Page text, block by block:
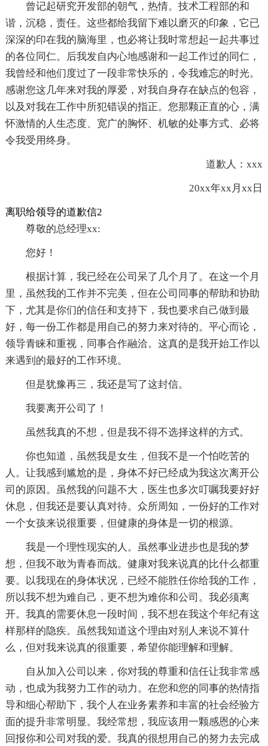
曾记起研究开发部的朝气，热情。技术工程部的和
谐，沉稳，责任。这些都给我留下难以磨灭的印象，它已
深深的印在我的脑海里，也必将让我时常想起一起共事过
的各位同仁。后我发自内心地感谢和一起工作过的同仁，
我曾经和他们度过了一段非常快乐的，令我难忘的时光。
感谢您这几年来对我的厚爱，对我自身存在缺点的包容，
以及对我在工作中所犯错误的指正。您那颗正直的心，满
怀激情的人生态度、宽广的胸怀、机敏的处事方式、必将
令我受用终身。
道歉人：xxx
20xx年xx月xx日
离职给领导的道歉信2
尊敬的总经理xx:
您好！
根据计算，我已经在公司呆了几个月了。在这一个月
里，虽然我的工作并不完美，但在公司同事的帮助和协助
下，尤其是你们的信任和支持下，我也要求自己做到最
好，每一份工作都是用自己的努力来对待的。平心而论，
领导青睐和重视，同事合作融洽。这真的是我开始工作以
来遇到的最好的工作环境。
但是犹豫再三，我还是写了这封信。
我要离开公司了！
虽然我真的不想，但是我不得不选择这样的方式。
你也知道，虽然我是女生，但我不是一个怕吃苦的
人。让我感到尴尬的是，身体不好已经成为我这次离开公
司的原因。虽然我的问题不大，医生也多次叮嘱我要好好
休息，但我还是要认真对待。众所周知，一份好的工作对
一个女孩来说很重要，但健康的身体是一切的根源。
我是一个理性现实的人。虽然事业进步也是我的梦
想，但我不敢为青春而战。健康对我来说真的比什么都重
要。以我现在的身体状况，已经不能胜任你给我的工作，
所以我不想为难自己，更不想为难你和公司。我必须离
开。我真的需要休息一段时间，我不想在我这个年纪有这
样那样的隐疾。虽然我知道这个理由对别人来说不算什
么，但对我来说真的很重要，希望你能理解和理解。
自从加入公司以来，你对我的尊重和信任让我非常感
动，也成为我努力工作的动力。在您和您的同事的热情指
导和细心帮助下，我个人在业务素养和丰富的社会经验方
面的提升非常明显。我经常想，我应该用一颗感恩的心来
回报你和公司对我的爱。我真的很想用自己的努力去完成